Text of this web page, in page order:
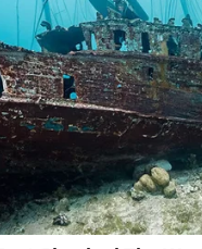
iskreno zaslužili.
poruka
postaje vidljiv svima.